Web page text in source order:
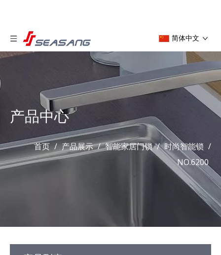
简体中文
产品中心
首页 / 产品展示 / 智能家居门锁 / 时尚智能锁 /
NO.6200